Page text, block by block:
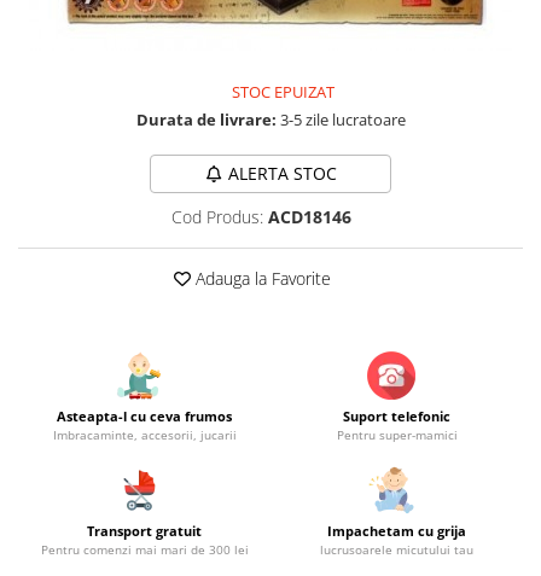
Masini, trenuri, avioane
Masinute Radiocomanda
Accesorii
Biciclete fara pedale
Role, patine cu rotile
Trotinete
STOC EPUIZAT
Durata de livrare: 3-5 zile lucratoare
ALERTA STOC
Cod Produs: ACD18146
Adauga la Favorite
Asteapta-l cu ceva frumos
Imbracaminte, accesorii, jucarii
Suport telefonic
Pentru super-mamici
Transport gratuit
Pentru comenzi mai mari de 300 lei
Impachetam cu grija
lucrusoarele micutului tau